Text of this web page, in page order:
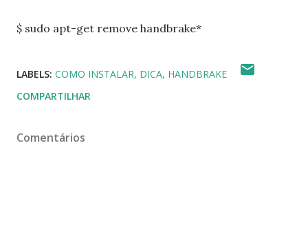
$ sudo apt-get remove handbrake*
LABELS: COMO INSTALAR DICA HANDBRAKE
COMPARTILHAR
Comentários